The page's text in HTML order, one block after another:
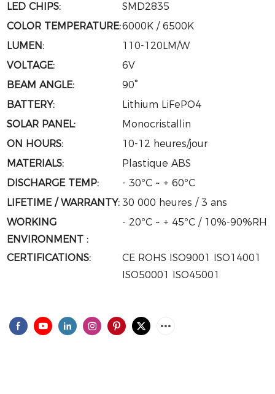
LED CHIPS:
SMD2835
COLOR TEMPERATURE:6000K / 6500K
LUMEN:
110-120LM/W
VOLTAGE:
6V
BEAM ANGLE:
90°
BATTERY:
Lithium LiFePO4
SOLAR PANEL:
Monocristallin
ON HOURS:
10-12 heures/jour
MATERIALS:
Plastique ABS
DISCHARGE TEMP:
- 30ºC ~ + 60ºC
LIFETIME / WARRANTY: 30 000 heures / 3 ans
WORKING
ENVIRONMENT :
- 20ºC ~ + 45ºC / 10%-90%RH
CERTIFICATIONS:
CE ROHS ISO9001 ISO14001
ISO50001 ISO45001